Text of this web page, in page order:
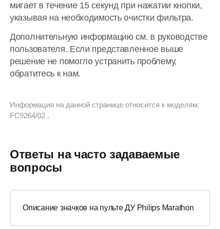
мигает в течение 15 секунд при нажатии кнопки,
указывая на необходимость очистки фильтра.
Дополнительную информацию см. в руководстве
пользователя. Если представленное выше
решение не помогло устранить проблему,
обратитесь к нам.
Информация на данной странице относится к моделям:
FC9264/02 .
Ответы на часто задаваемые
вопросы
Описание значков на пульте ДУ Philips Marathon